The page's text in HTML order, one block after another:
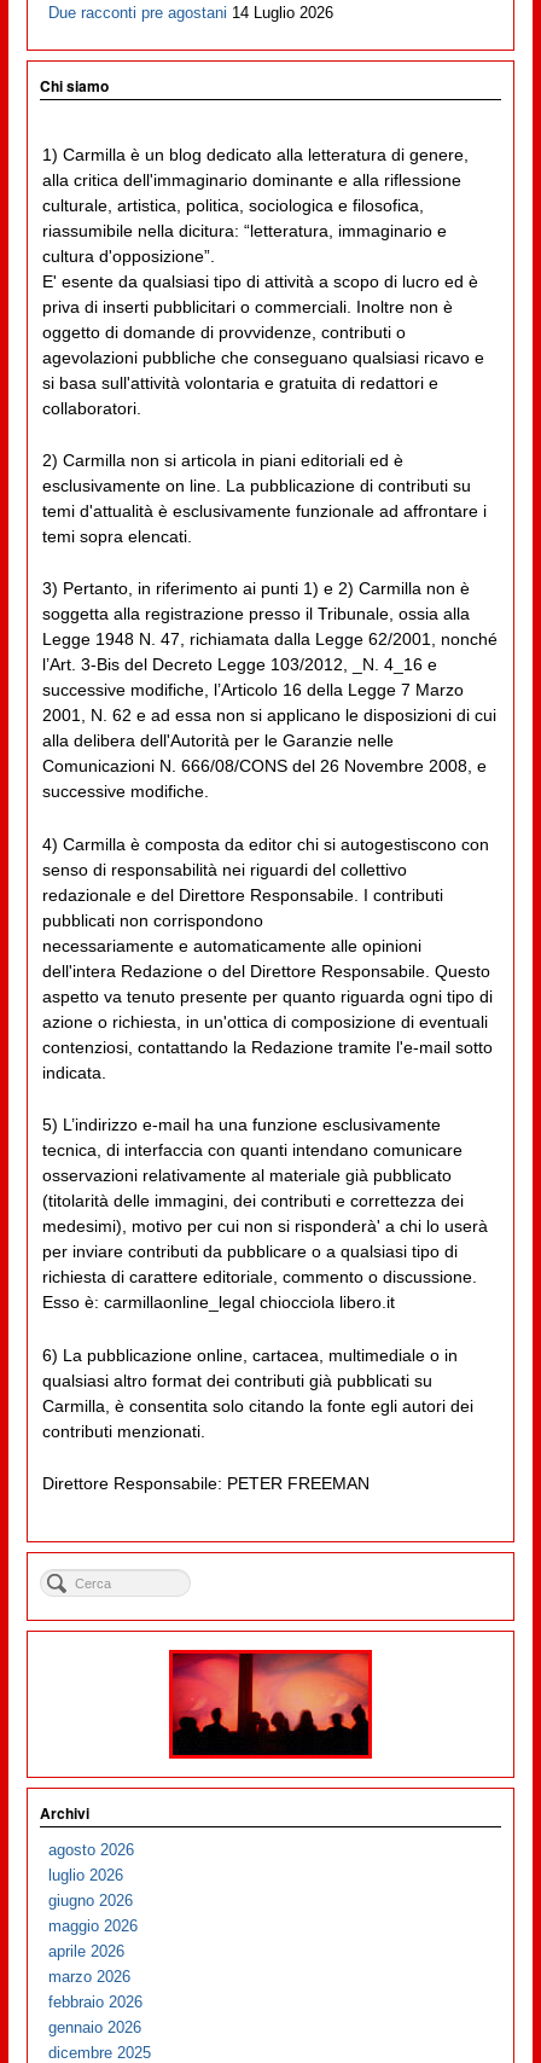
Due racconti pre agostani 14 Luglio 2026
Chi siamo
1) Carmilla è un blog dedicato alla letteratura di genere,
alla critica dell'immaginario dominante e alla riflessione
culturale, artistica, politica, sociologica e filosofica,
riassumibile nella dicitura: “letteratura, immaginario e
cultura d'opposizione”.
E' esente da qualsiasi tipo di attività a scopo di lucro ed è
priva di inserti pubblicitari o commerciali. Inoltre non è
oggetto di domande di provvidenze, contributi o
agevolazioni pubbliche che conseguano qualsiasi ricavo e
si basa sull'attività volontaria e gratuita di redattori e
collaboratori.
2) Carmilla non si articola in piani editoriali ed è
esclusivamente on line. La pubblicazione di contributi su
temi d'attualità è esclusivamente funzionale ad affrontare i
temi sopra elencati.
3) Pertanto, in riferimento ai punti 1) e 2) Carmilla non è
soggetta alla registrazione presso il Tribunale, ossia alla
Legge 1948 N. 47, richiamata dalla Legge 62/2001, nonché
l’Art. 3-Bis del Decreto Legge 103/2012, _N. 4_16 e
successive modifiche, l’Articolo 16 della Legge 7 Marzo
2001, N. 62 e ad essa non si applicano le disposizioni di cui
alla delibera dell'Autorità per le Garanzie nelle
Comunicazioni N. 666/08/CONS del 26 Novembre 2008, e
successive modifiche.
4) Carmilla è composta da editor chi si autogestiscono con
senso di responsabilità nei riguardi del collettivo
redazionale e del Direttore Responsabile. I contributi
pubblicati non corrispondono
necessariamente e automaticamente alle opinioni
dell'intera Redazione o del Direttore Responsabile. Questo
aspetto va tenuto presente per quanto riguarda ogni tipo di
azione o richiesta, in un'ottica di composizione di eventuali
contenziosi, contattando la Redazione tramite l'e-mail sotto
indicata.
5) L’indirizzo e-mail ha una funzione esclusivamente
tecnica, di interfaccia con quanti intendano comunicare
osservazioni relativamente al materiale già pubblicato
(titolarità delle immagini, dei contributi e correttezza dei
medesimi), motivo per cui non si risponderà' a chi lo userà
per inviare contributi da pubblicare o a qualsiasi tipo di
richiesta di carattere editoriale, commento o discussione.
Esso è: carmillaonline_legal chiocciola libero.it
6) La pubblicazione online, cartacea, multimediale o in
qualsiasi altro format dei contributi già pubblicati su
Carmilla, è consentita solo citando la fonte egli autori dei
contributi menzionati.
Direttore Responsabile: PETER FREEMAN
Archivi
agosto 2026
luglio 2026
giugno 2026
maggio 2026
aprile 2026
marzo 2026
febbraio 2026
gennaio 2026
dicembre 2025